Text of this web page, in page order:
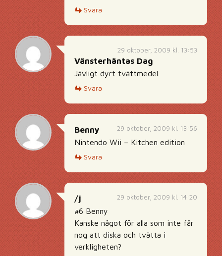
Svara
29 oktober, 2009 kl. 13:53
Vänsterhäntas Dag
Jävligt dyrt tvättmedel.
Svara
29 oktober, 2009 kl. 13:56
Benny
Nintendo Wii – Kitchen edition
Svara
29 oktober, 2009 kl. 14:20
/j
#6 Benny
Kanske något för alla som inte får
nog att diska och tvätta i
verkligheten?